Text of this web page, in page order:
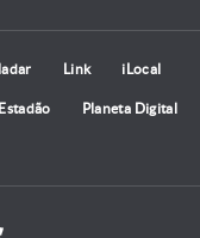
Link iLocal
Planeta Digital